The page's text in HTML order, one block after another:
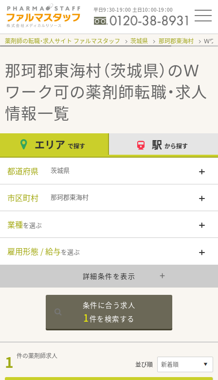
平日9：30-19：00 土日10：00-19：00
薬剤師の転職・求人サイト ファルマスタッフ 茨城県 那珂郡東海村 Ｗワ
那珂郡東海村（茨城県）のＷ
ワーク可の薬剤師転職・求人
情報一覧
エリア で探す 駅 から探す
都道府県 茨城県
市区町村 那珂郡東海村
業種を選ぶ
雇用形態 / 給与を選ぶ
詳細条件を表示
条件に合う求人
1件を検索する
1 件の薬剤師求人
並び順